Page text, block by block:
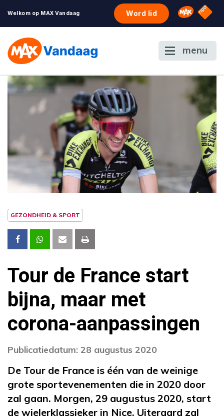
Welkom op MAX Vandaag Word lid Omroep
NPO
menu
GEZONDHEID & SPORT
Tour de France start
bijna, maar met
corona-aanpassingen
Publicatiedatum: 28 augustus 2020
De Tour de France is één van de weinige
grote sportevenementen die in 2020 door
zal gaan. Morgen, 29 augustus 2020, start
de wielerklassieker in Nice. Uiteraard zal